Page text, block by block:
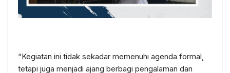
“Kegiatan ini tidak sekadar memenuhi agenda formal,
tetapi juga menjadi ajang berbagi pengalaman dan